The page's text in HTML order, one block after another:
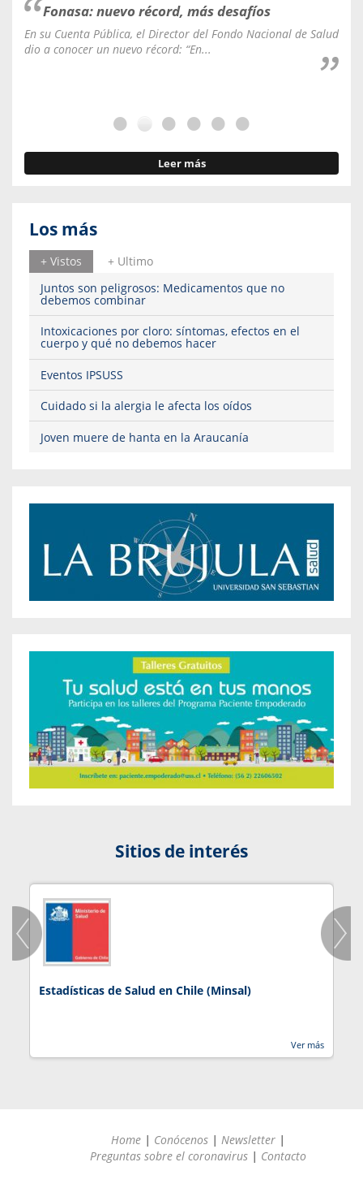
Fonasa: nuevo récord, más desafíos
En su Cuenta Pública, el Director del Fondo Nacional de Salud
dio a conocer un nuevo récord: “En...
Leer más
Los más
+ Vistos
+ Ultimo
Juntos son peligrosos: Medicamentos que no
debemos combinar
Intoxicaciones por cloro: síntomas, efectos en el
cuerpo y qué no debemos hacer
Eventos IPSUSS
Cuidado si la alergia le afecta los oídos
Joven muere de hanta en la Araucanía
Sitios de interés
Estadísticas de Salud en Chile (Minsal)
Ver más
Home | Conócenos | Newsletter |
Preguntas sobre el coronavirus | Contacto